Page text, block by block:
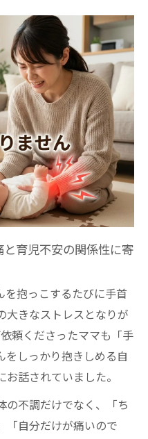
首を守るカギ
首の炎症を招く理由
ク・産後ママの手首
する骨盤と手首の関
防に繋がる仕組みを
と手首の連動性を知
ら軽くする、具体的
る手首痛の原因
体質変化と手首痛の
首痛の本当の原因と
育児不安の関係性に寄
を抱っこするたびに手首
大きなストレスとなりが
頼くださったママも「手
をしっかり抱きしめる自
話されていました。
の不調だけでなく、「ち
「自分だけが痛いので